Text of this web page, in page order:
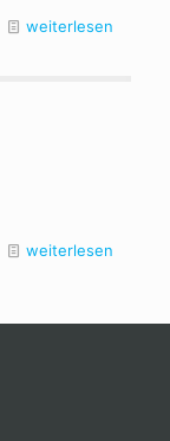
weiterlesen
weiterlesen